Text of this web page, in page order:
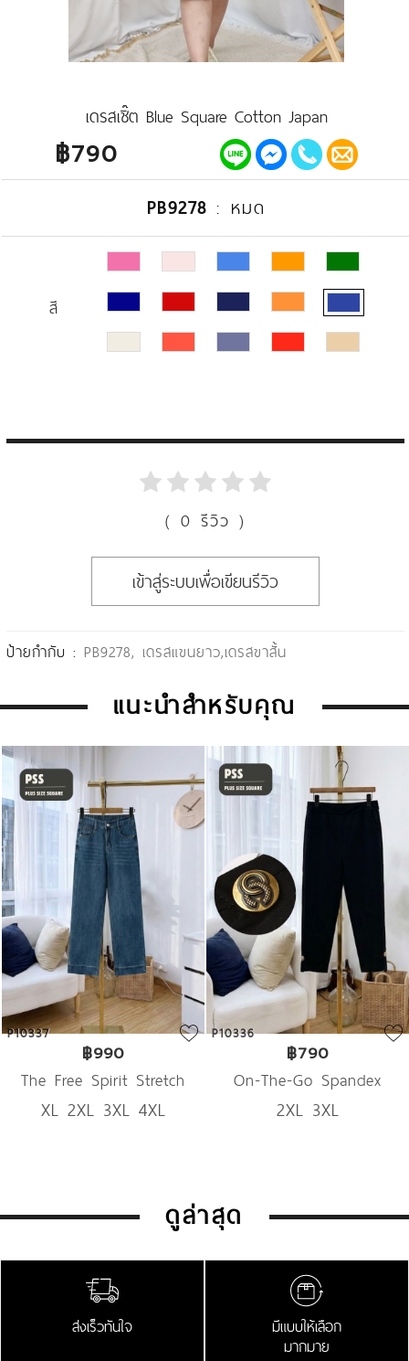
เดรสเชิ๊ต Blue Square Cotton Japan
฿790
PB9278 : หมด
สี
( 0 รีวิว )
เข้าสู่ระบบเพื่อเขียนรีวิว
ป้ายกำกับ :PB9278,เดรสแขนยาว,เดรสขาสั้น
แนะนำสำหรับคุณ
P10337
฿990
The Free Spirit Stretch
Denim
XL 2XL 3XL 4XL
P10336
฿790
On-The-Go Spandex
Trousers
2XL 3XL
ดูล่าสุด
ส่งเร็วทันใจ มีแบบให้เลือก
มากมาย